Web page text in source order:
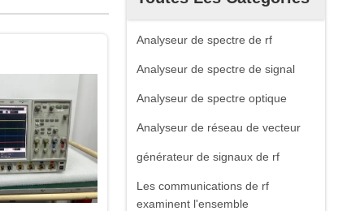
Analyseur de spectre de rf
Analyseur de spectre de signal
Analyseur de spectre optique
Analyseur de réseau de vecteur
générateur de signaux de rf
Les communications de rf
examinent l'ensemble